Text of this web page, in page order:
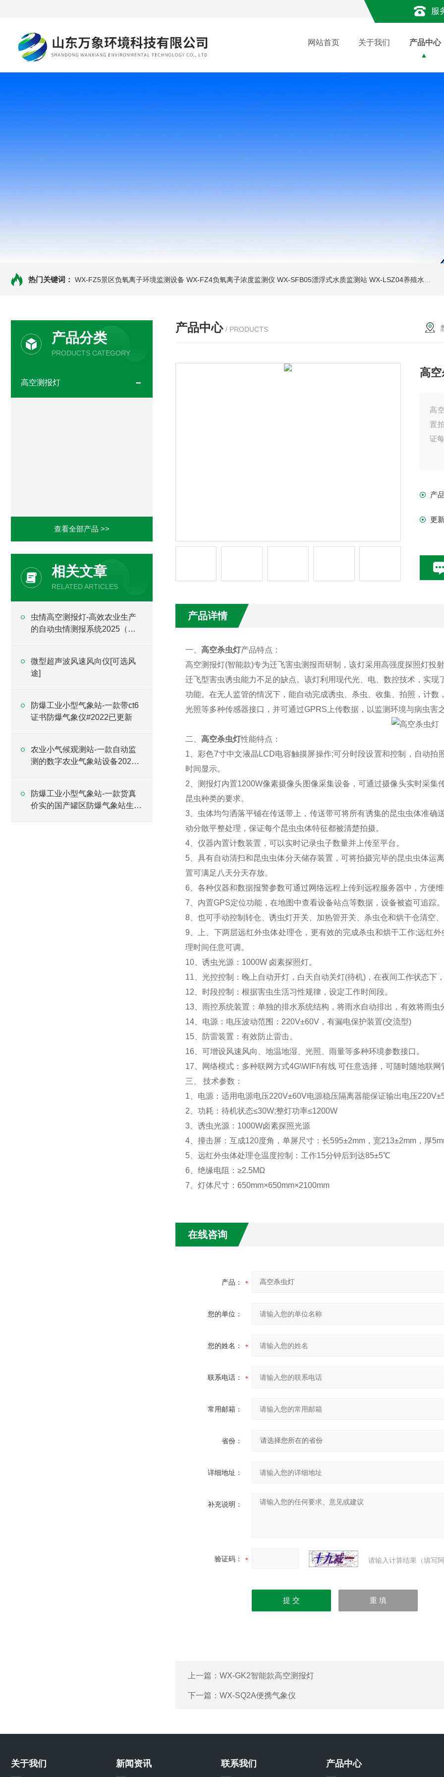
服
网站首页 关于我们 产品中心
热门关键词： WX-FZ5景区负氧离子环境监测设备 WX-FZ4负氧离子浓度监测仪 WX-SFB05漂浮式水质监测站 WX-LSZ04养殖水质监测设备
产品分类
PRODUCTS CATEGORY
高空测报灯
查看全部产品 >>
相关文章
RELATED ARTICLES
虫情高空测报灯-高效农业生产
的自动虫情测报系统2025（万
微型超声波风速风向仪[可选风
途]
防爆工业小型气象站-一款带ct6
证书防爆气象仪#2022已更新
农业小气候观测站-一款自动监
测的数字农业气象站设备2025
防爆工业小型气象站-一款货真
价实的国产罐区防爆气象站生产
产品中心 / PRODUCTS
高
高
置
证
产
更
产品详情
一、 高空杀虫灯产品特点：
高空测报灯(智能款)专为迁飞害虫测报而研制，该灯采用高强度探照灯投
迁飞型害虫诱虫能力不足的缺点。该灯利用现代光、电、数控技术，实
功能。在无人监管的情况下，能自动完成诱虫、杀虫、收集、拍照，计
光照等多种传感器接口，并可通过GPRS上传数据，以监测环境与病虫害
二、 高空杀虫灯性能特点：
1、彩色7寸中文液晶LCD电容触摸屏操作;可分时段设置和控制，自动
时间显示。
2、测报灯内置1200W像素摄像头图像采集设备，可通过摄像头实时采
昆虫种类的要求。
3、虫体均匀洒落平铺在传送带上，传送带可将所有诱集的昆虫虫体准确
动分散平整处理，保证每个昆虫虫体特征都被清楚拍摄。
4、仪器内置计数装置，可以实时记录虫子数量并上传至平台。
5、具有自动清扫和昆虫虫体分天储存装置，可将拍摄完毕的昆虫虫体运
置可满足八天分天存放。
6、各种仪器和数据报警参数可通过网络远程上传到远程服务器中，方便
7、内置GPS定位功能，在地图中查看设备站点等数据，设备被盗可追踪。
8、也可手动控制转仓、诱虫灯开关、加热管开关、杀虫仓和烘干仓清空
9、上、下两层远红外虫体处理仓，更有效的完成杀虫和烘干工作;远红
理时间任意可调。
10、诱虫光源：1000W 卤素探照灯。
11、光控控制：晚上自动开灯，白天自动关灯(待机)，在夜间工作状态下
12、时段控制：根据害虫生活习性规律，设定工作时间段。
13、雨控系统装置：单独的排水系统结构，将雨水自动排出，有效将雨虫
14、电源：电压波动范围：220V±60V，有漏电保护装置(交流型)
15、防雷装置：有效防止雷击。
16、可增设风速风向、地温地湿、光照、雨量等多种环境参数接口。
17、网络模式：多种联网方式4G\WIFI\有线 可任意选择，可随时随地联网
三、 技术参数：
1、电源：适用电源电压220V±60V电源稳压隔离器能保证输出电压
2、功耗：待机状态≤30W;整灯功率≤1200W
3、诱虫光源：1000W卤素探照光源
4、撞击屏：互成120度角，单屏尺寸：长595±2mm，宽213±2mm，厚
5、远红外虫体处理仓温度控制：工作15分钟后到达85±5℃
6、绝缘电阻：≥2.5MΩ
7、灯体尺寸：650mm×650mm×2100mm
在线咨询
产品：
您的单位：
您的姓名：
联系电话：
常用邮箱：
省份：
详细地址：
补充说明：
验证码： 请输入计算结果（填写
上一篇： WX-GK2智能款高空测报灯
下一篇： WX-SQ2A便携气象仪
关于我们 新闻资讯 联系我们 产品中心